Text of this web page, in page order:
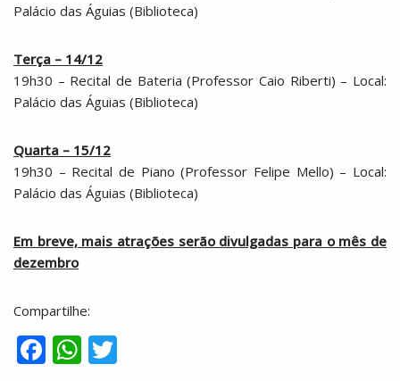
Palácio das Águias (Biblioteca)
Terça – 14/12
19h30 – Recital de Bateria (Professor Caio Riberti) – Local:
Palácio das Águias (Biblioteca)
Quarta – 15/12
19h30 – Recital de Piano (Professor Felipe Mello) – Local:
Palácio das Águias (Biblioteca)
Em breve, mais atrações serão divulgadas para o mês de
dezembro
Compartilhe:
F W